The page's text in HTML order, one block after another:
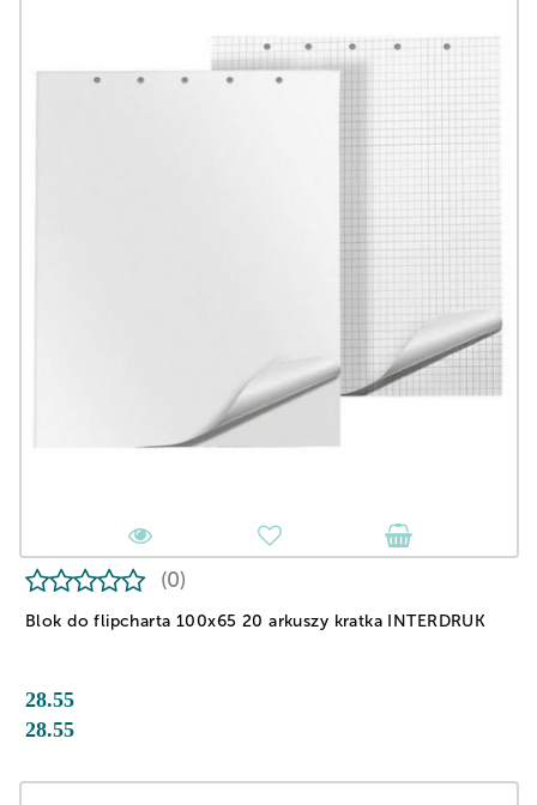
Blok do flipcharta 100x65 20 arkuszy kratka INTERDRUK
(0)
28.55
28.55